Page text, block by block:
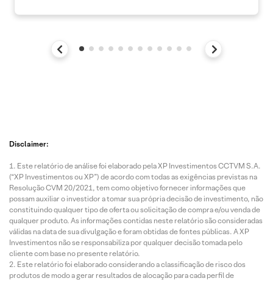
Disclaimer:
Este relatório de análise foi elaborado pela XP Investimentos CCTVM S.A.
(“XP Investimentos ou XP”) de acordo com todas as exigências previstas na
Resolução CVM 20/2021, tem como objetivo fornecer informações que
possam auxiliar o investidor a tomar sua própria decisão de investimento, não
constituindo qualquer tipo de oferta ou solicitação de compra e/ou venda de
qualquer produto. As informações contidas neste relatório são consideradas
válidas na data de sua divulgação e foram obtidas de fontes públicas. A XP
Investimentos não se responsabiliza por qualquer decisão tomada pelo
cliente com base no presente relatório.
Este relatório foi elaborado considerando a classificação de risco dos
produtos de modo a gerar resultados de alocação para cada perfil de